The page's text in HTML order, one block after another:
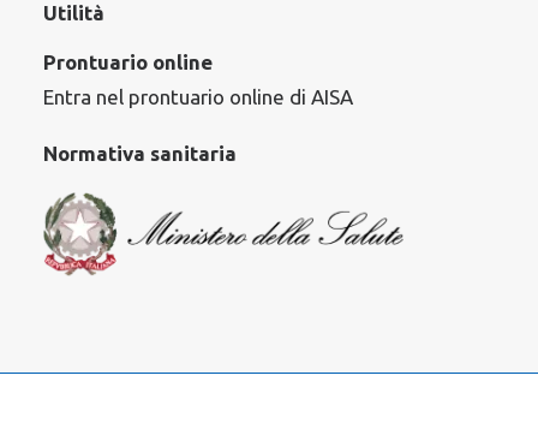
Utilità
Prontuario online
Entra nel prontuario online di AISA
Normativa sanitaria